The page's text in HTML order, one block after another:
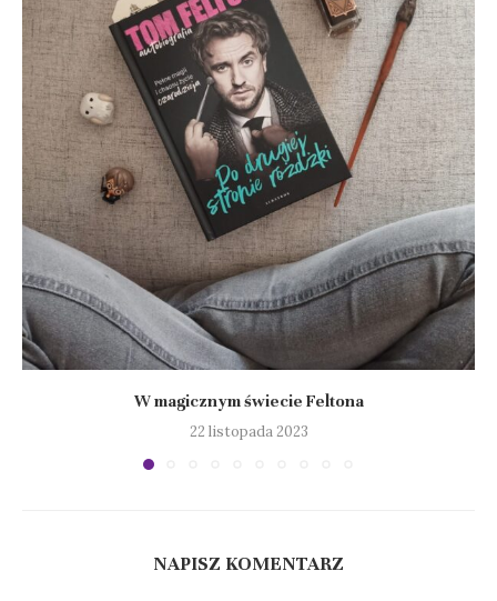
W magicznym świecie Feltona
22 listopada 2023
NAPISZ KOMENTARZ